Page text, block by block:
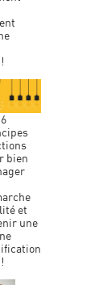
bien
et
une